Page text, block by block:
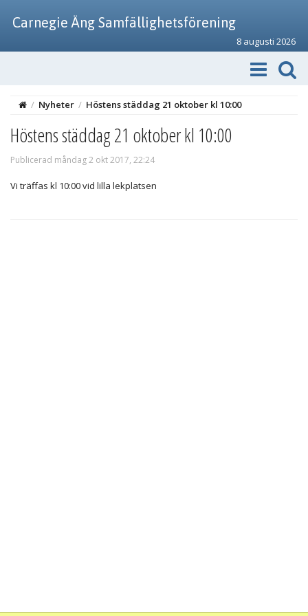
Carnegie Äng Samfällighetsförening
8 augusti 2026
/ Nyheter / Höstens städdag 21 oktober kl 10:00
Höstens städdag 21 oktober kl 10:00
Publicerad måndag 2 okt 2017, 22:24
Vi träffas kl 10:00 vid lilla lekplatsen